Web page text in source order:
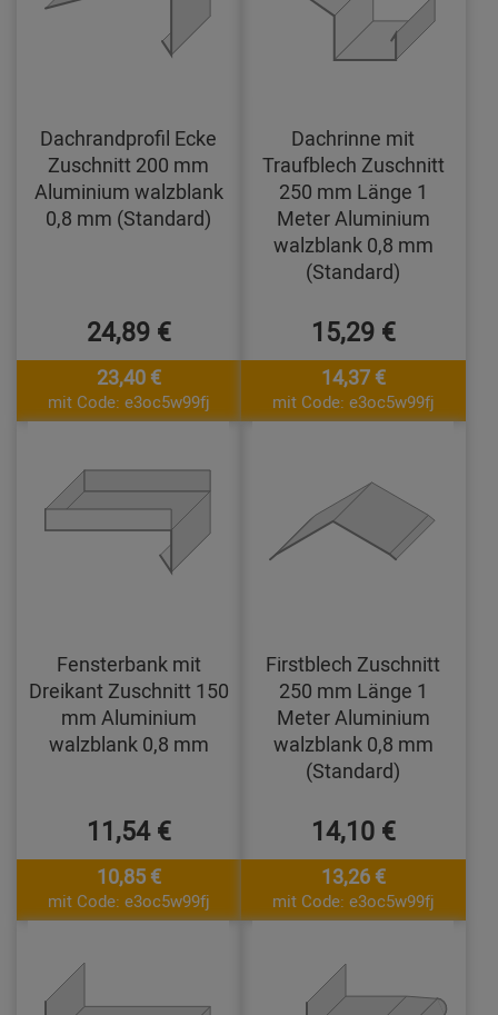
Dachrandprofil Ecke
Zuschnitt 200 mm
Aluminium walzblank
0,8 mm (Standard)
24,89 €
23,40 €
mit Code: e3oc5w99fj
Dachrinne mit
Traufblech Zuschnitt
250 mm Länge 1
Meter Aluminium
walzblank 0,8 mm
(Standard)
15,29 €
14,37 €
mit Code: e3oc5w99fj
Fensterbank mit
Dreikant Zuschnitt 150
mm Aluminium
walzblank 0,8 mm
11,54 €
10,85 €
mit Code: e3oc5w99fj
Firstblech Zuschnitt
250 mm Länge 1
Meter Aluminium
walzblank 0,8 mm
(Standard)
14,10 €
13,26 €
mit Code: e3oc5w99fj